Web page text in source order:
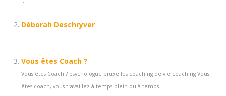
Déborah Deschryver
...
Vous êtes Coach ?
Vous êtes Coach ? psychologue bruxelles coaching de vie coaching Vous
êtes coach, vous travaillez à temps plein ou à temps...